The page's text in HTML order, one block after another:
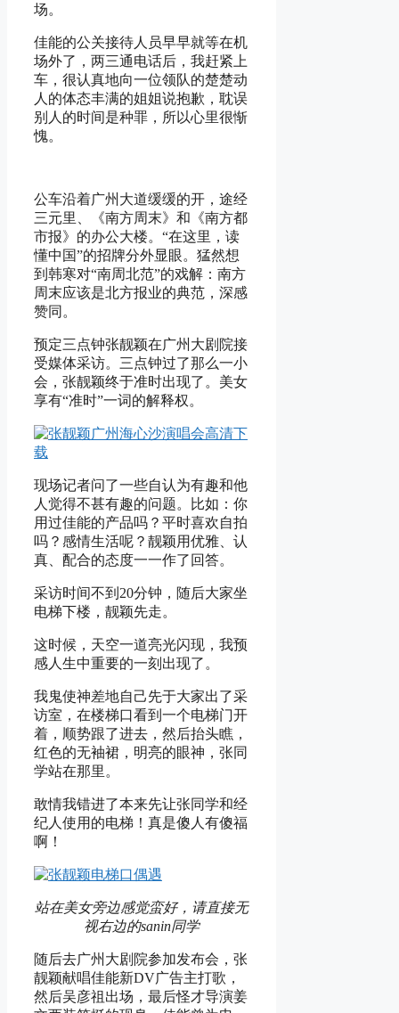
场。
佳能的公关接待人员早早就等在机
场外了，两三通电话后，我赶紧上
车，很认真地向一位领队的楚楚动
人的体态丰满的姐姐说抱歉，耽误
别人的时间是种罪，所以心里很惭
愧。
公车沿着广州大道缓缓的开，途经
三元里、《南方周末》和《南方都
市报》的办公大楼。“在这里，读
懂中国”的招牌分外显眼。猛然想
到韩寒对“南周北范”的戏解：南方
周末应该是北方报业的典范，深感
赞同。
预定三点钟张靓颖在广州大剧院接
受媒体采访。三点钟过了那么一小
会，张靓颖终于准时出现了。美女
享有“准时”一词的解释权。
现场记者问了一些自认为有趣和他
人觉得不甚有趣的问题。比如：你
用过佳能的产品吗？平时喜欢自拍
吗？感情生活呢？靓颖用优雅、认
真、配合的态度一一作了回答。
采访时间不到20分钟，随后大家坐
电梯下楼，靓颖先走。
这时候，天空一道亮光闪现，我预
感人生中重要的一刻出现了。
我鬼使神差地自己先于大家出了采
访室，在楼梯口看到一个电梯门开
着，顺势跟了进去，然后抬头瞧，
红色的无袖裙，明亮的眼神，张同
学站在那里。
敢情我错进了本来先让张同学和经
纪人使用的电梯！真是傻人有傻福
啊！
站在美女旁边感觉蛮好，请直接无
视右边的sanin同学
随后去广州大剧院参加发布会，张
靓颖献唱佳能新DV广告主打歌，
然后吴彦祖出场，最后怪才导演姜